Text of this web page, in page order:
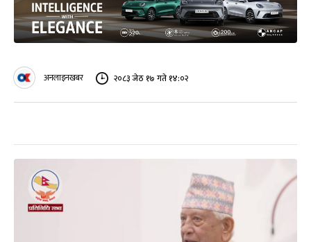
अनलाइनखबर २०८३ जेठ १७ गते १४:०२